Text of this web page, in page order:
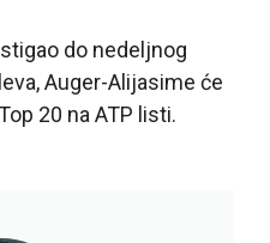
do nedeljnog
Auger-Alijasime će
20 na ATP listi.